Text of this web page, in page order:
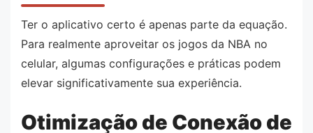
Ter o aplicativo certo é apenas parte da equação.
Para realmente aproveitar os jogos da NBA no
celular, algumas configurações e práticas podem
elevar significativamente sua experiência.
Otimização de Conexão de